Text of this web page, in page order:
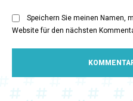
Speichern Sie meinen Namen,
Website für den nächsten